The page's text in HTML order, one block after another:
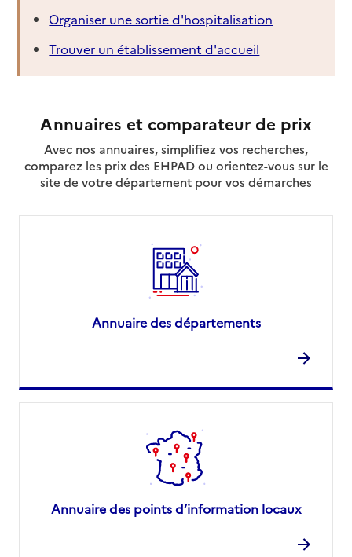
Organiser une sortie d'hospitalisation
Trouver un établissement d'accueil
Annuaires et comparateur de prix
Avec nos annuaires, simplifiez vos recherches,
comparez les prix des EHPAD ou orientez-vous sur le
site de votre département pour vos démarches
Annuaire des départements
Annuaire des points d’information locaux